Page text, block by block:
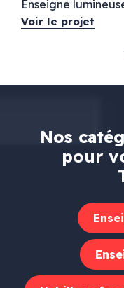
Enseigne
Voir le projet
Nos
pour